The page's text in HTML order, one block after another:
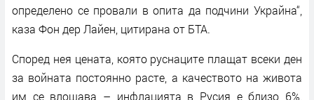
определено се провали в опита да подчини Украйна“,
каза Фон дер Лайен, цитирана от БТА.
Според нея цената, която руснаците плащат всеки ден
за войната постоянно расте, а качеството на живота
им се влошава – инфлацията в Русия е близо 6%,